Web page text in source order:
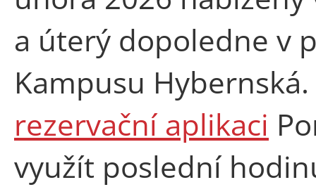
a úterý dopoledne v
Kampusu
rezervační aplikaci
využít poslední